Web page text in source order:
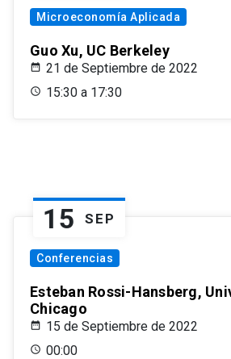
Microeconomía Aplicada
Guo Xu, UC Berkeley
21 de Septiembre de 2022
15:30 a 17:30
15 SEP
Conferencias
Esteban Rossi-Hansberg,
Chicago
15 de Septiembre de 2022
00:00